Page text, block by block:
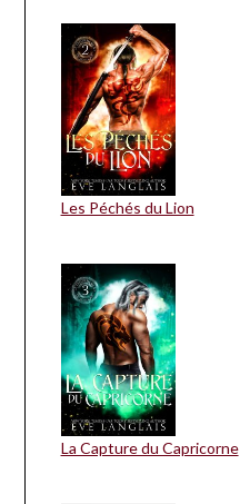
Les Péchés du Lion
La Capture du Capricorne